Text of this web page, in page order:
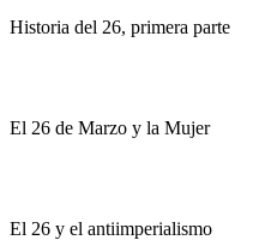
Historia del 26, primera parte
El 26 de Marzo y la Mujer
El 26 y el antiimperialismo